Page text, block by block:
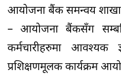
आयोजना बैंक समन्वय शाखा
– आयोजना बैंकसँग
कर्मचारीहरुमा आवश्यक
प्रशिक्षणमूलक कार्यक्रम